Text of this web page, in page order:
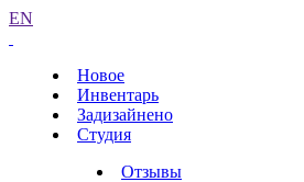
EN
Новое
Инвентарь
Задизайнено
Студия
Отзывы